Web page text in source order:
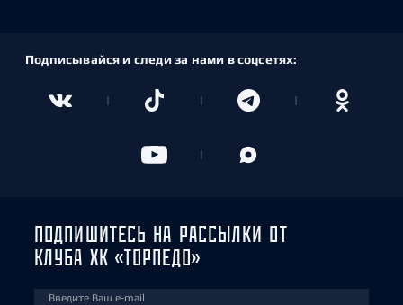
Подписывайся и следи за нами в соцсетях:
ПОДПИШИТЕСЬ НА РАССЫЛКИ ОТ
КЛУБА ХК «ТОРПЕДО»
Введите Ваш e-mail